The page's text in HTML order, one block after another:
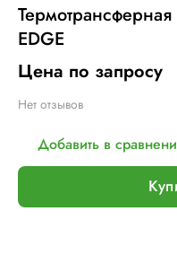
EDGE
Цена по запросу
Нет отзывов
Добавить в